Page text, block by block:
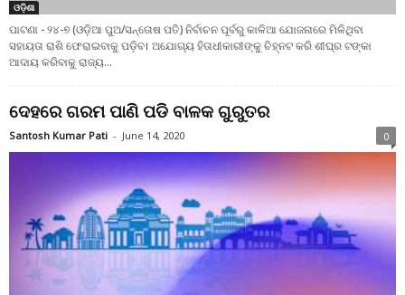
ଓଡ଼ିଶା
ପାଟଣା - ୨୪-୭ (ଓଡ଼ିଆ ପୁଅ/ସନ୍ତୋଷ ପତି) ନିର୍ବାଚନ ପୂର୍ବରୁ କାଳିଆ ଯୋଜନାରେ ମିଳିଥିବା
ସହାୟତା ରାଶି ଫେରାଇବାକୁ ପଡ଼ିବ। ଅଯୋଗ୍ୟ ହିତାଧୀକାରୀଙ୍କୁ ଚିହ୍ନଟ କରି ଶୀଘ୍ର ଟଙ୍କା
ଆଦାୟ କରିବାକୁ ରାଜ୍ୟ...
ଦେହରେ ଗରମ ପାଣି ପଡି ବାଳକ ଗୁରୁତର
Santosh Kumar Pati - June 14, 2020 0